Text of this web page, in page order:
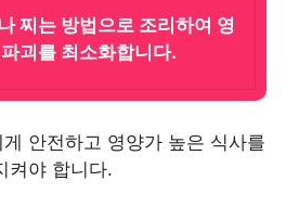
찌는 방법으로 조리하여 영
괴를 최소화합니다.
안전하고 영양가 높은 식사를
켜야 합니다.